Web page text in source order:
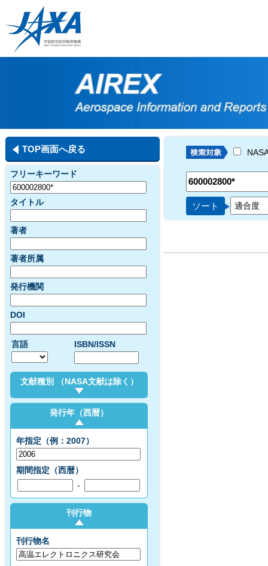
TOP画面へ戻る
フリーキーワード
タイトル
著者
著者所属
発行機関
DOI
言語 ISBN/ISSN
文献種別 （NASA文献は除く）
発行年（西暦）
年指定（例：2007）
期間指定（西暦）
-
刊行物
刊行物名
ソート